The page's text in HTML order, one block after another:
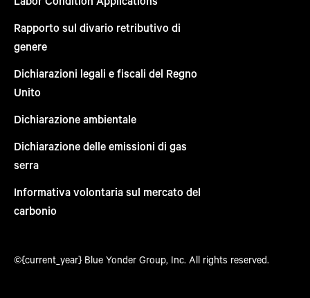
Rapporto sul divario retributivo di
genere
Dichiarazioni legali e fiscali del Regno
Unito
Dichiarazione ambientale
Dichiarazione delle emissioni di gas
serra
Informativa volontaria sul mercato del
carbonio
©{current_year} Blue Yonder Group, Inc. All rights reserved.